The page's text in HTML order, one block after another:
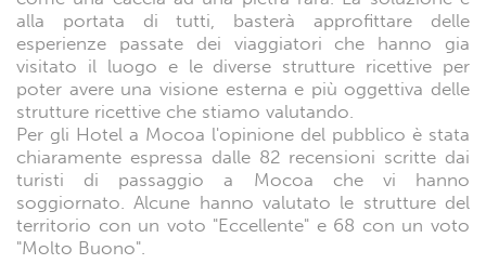
alla portata di tutti, basterà approfittare delle
esperienze passate dei viaggiatori che hanno gia
visitato il luogo e le diverse strutture ricettive per
poter avere una visione esterna e più oggettiva delle
strutture ricettive che stiamo valutando.
Per gli Hotel a Mocoa l'opinione del pubblico è stata
chiaramente espressa dalle 82 recensioni scritte dai
turisti di passaggio a Mocoa che vi hanno
soggiornato. Alcune hanno valutato le strutture del
territorio con un voto "Eccellente" e 68 con un voto
"Molto Buono".